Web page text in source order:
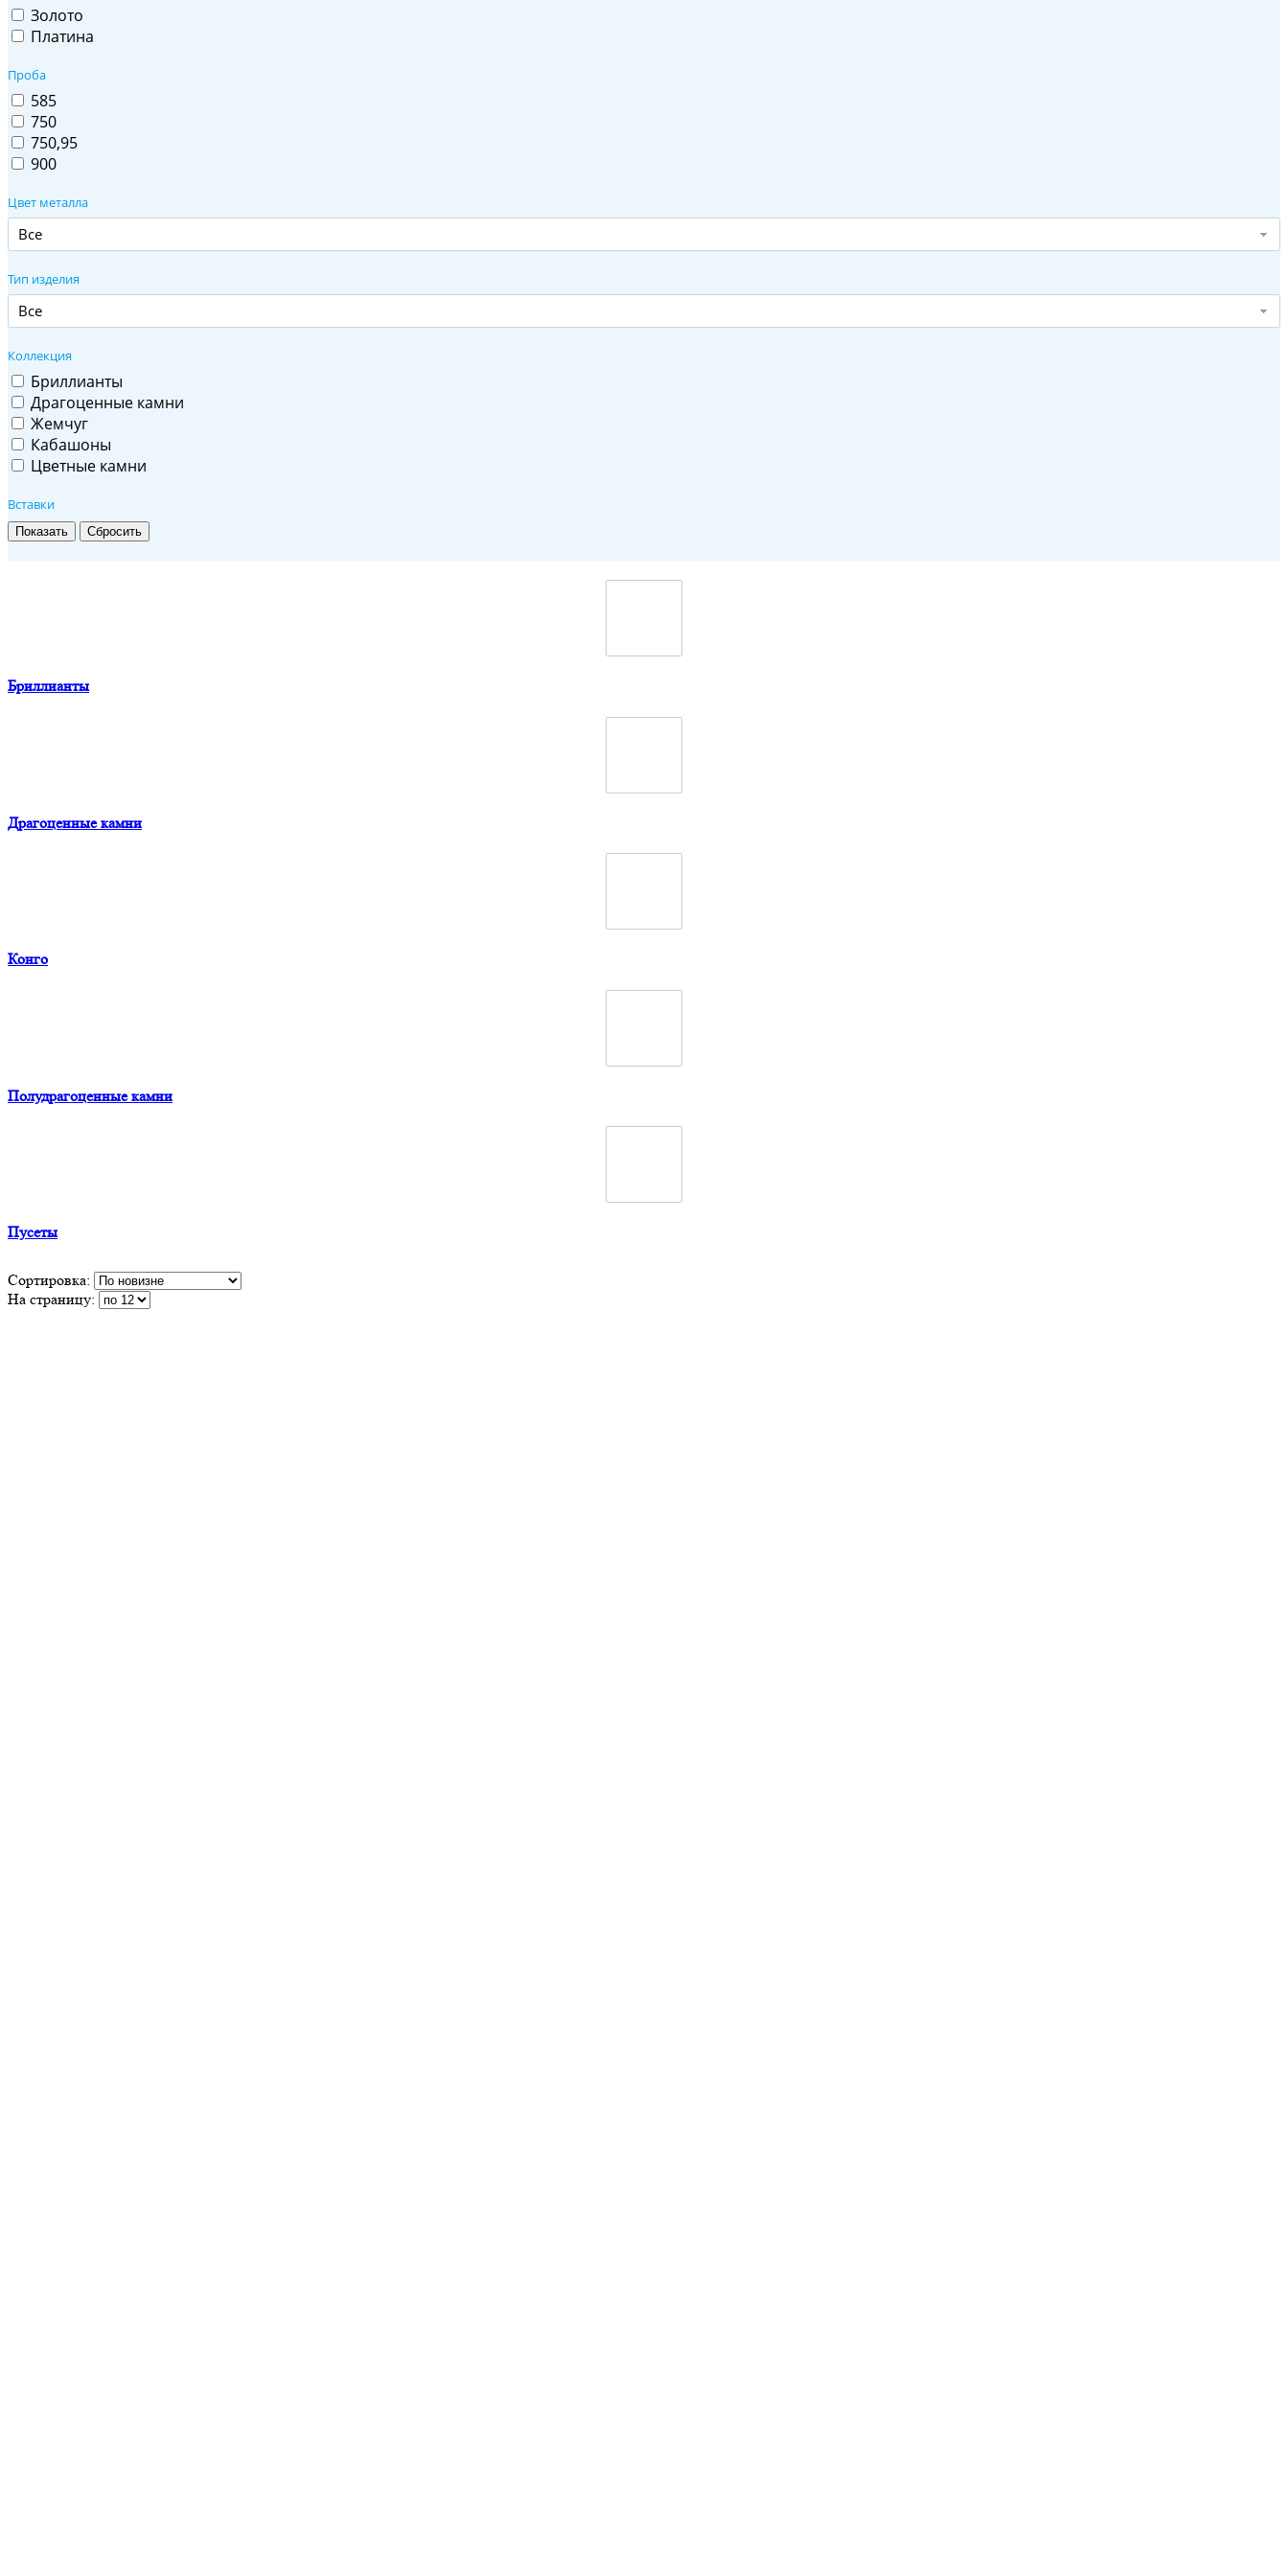
Золото
Платина
Проба
585
750
750,95
900
Цвет металла
Все
Тип изделия
Все
Коллекция
Бриллианты
Драгоценные камни
Жемчуг
Кабашоны
Цветные камни
Вставки
Бриллианты
Драгоценные камни
Конго
Полудрагоценные камни
Пусеты
Сортировка:
На страницу: